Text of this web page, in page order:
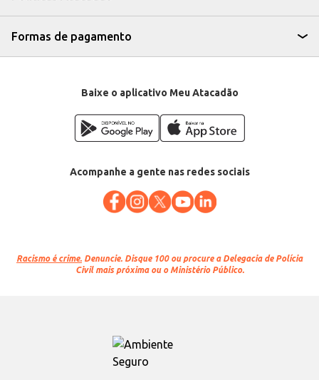
Formas de pagamento
Baixe o aplicativo Meu Atacadão
Acompanhe a gente nas redes sociais
Racismo é crime. Denuncie. Disque 100 ou procure a Delegacia de Polícia
Civil mais próxima ou o Ministério Público.